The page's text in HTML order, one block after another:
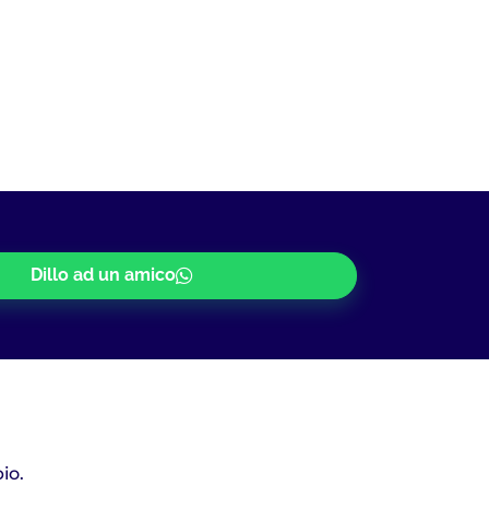
Dillo ad un amico